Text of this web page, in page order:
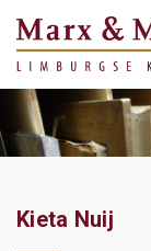
Kieta Nuij